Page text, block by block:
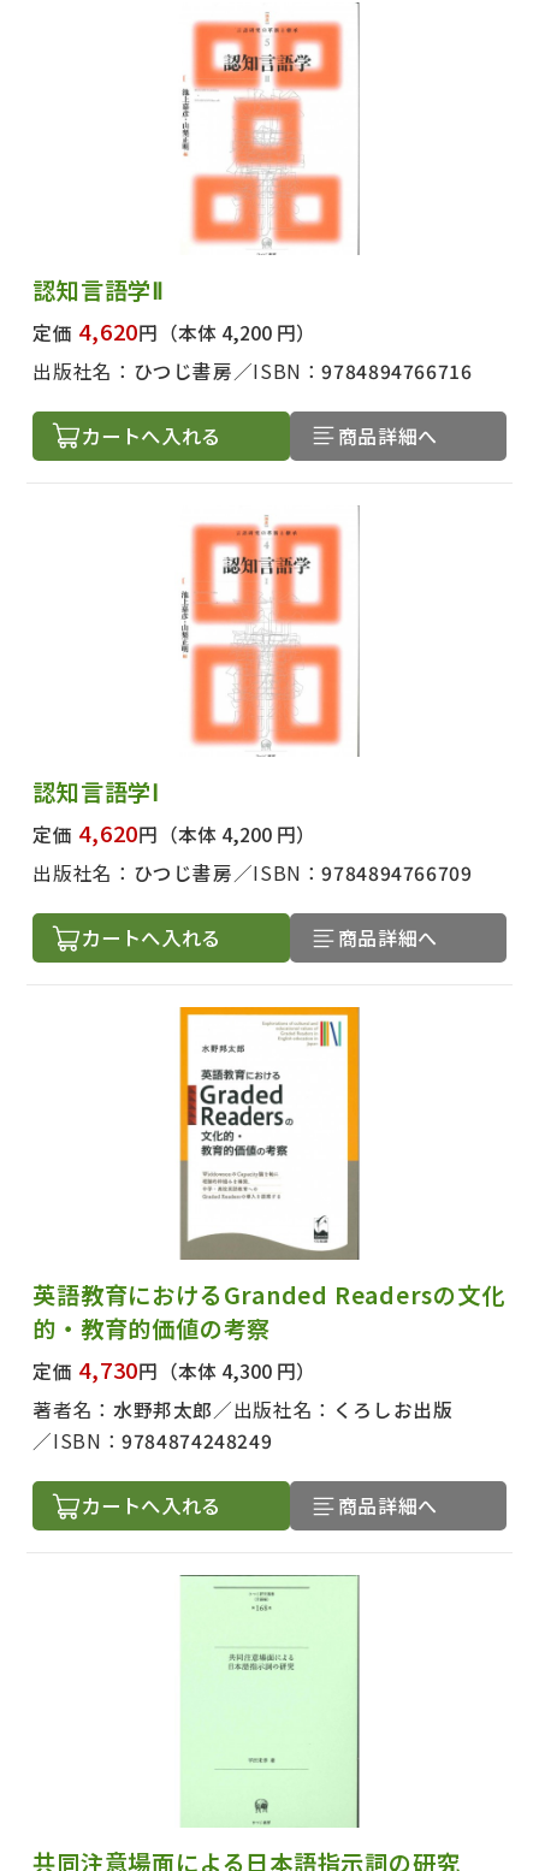
認知言語学Ⅱ
定価 4,620円 （本体 4,200 円）
出版社名： ひつじ書房 ISBN：9784894766716
カートへ入れる 商品詳細へ
認知言語学Ⅰ
定価 4,620円 （本体 4,200 円）
出版社名： ひつじ書房 ISBN：9784894766709
カートへ入れる 商品詳細へ
英語教育におけるGranded Readersの文化
的・教育的価値の考察
定価 4,730円 （本体 4,300 円）
著者名： 水野邦太郎 出版社名： くろしお出版
ISBN：9784874248249
カートへ入れる 商品詳細へ
共同注意場面による日本語指示詞の研究